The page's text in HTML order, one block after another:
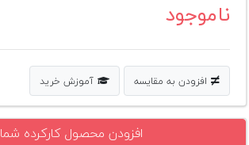
دوم
دوربین
بله
ناموجود
افزودن به مقایسه آموزش خرید
افزودن محصول کارکرده شما